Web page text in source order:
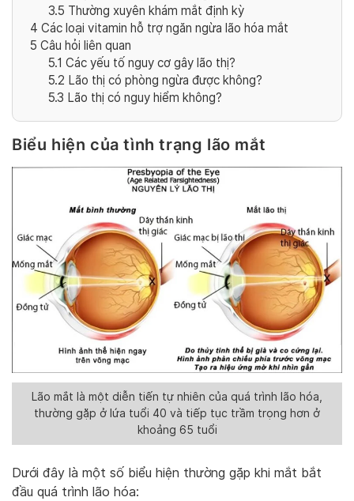
3.5 Thường xuyên khám mắt định kỳ
4 Các loại vitamin hỗ trợ ngăn ngừa lão hóa mắt
5 Câu hỏi liên quan
5.1 Các yếu tố nguy cơ gây lão thị?
5.2 Lão thị có phòng ngừa được không?
5.3 Lão thị có nguy hiểm không?
Biểu hiện của tình trạng lão mắt
Lão mắt là một diễn tiến tự nhiên của quá trình lão hóa,
thường gặp ở lứa tuổi 40 và tiếp tục trầm trọng hơn ở
khoảng 65 tuổi
Dưới đây là một số biểu hiện thường gặp khi mắt bắt
đầu quá trình lão hóa: